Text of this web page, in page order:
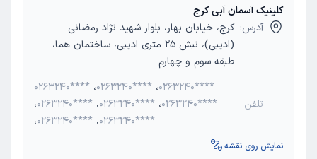
کلینیک آسمان آبی کرج
آدرس: کرج، خیابان بهار، بلوار شهید نژاد رمضانی
(ادیبی)، نبش 25 متری ادیبی، ساختمان هما،
طبقه سوم و چهارم
تلفن:
0263240**** ،0263240**** ،0263240****
،0263240**** ،0263240**** ،0263240****
،0263240**** ،0263240****
نمایش روی نقشه